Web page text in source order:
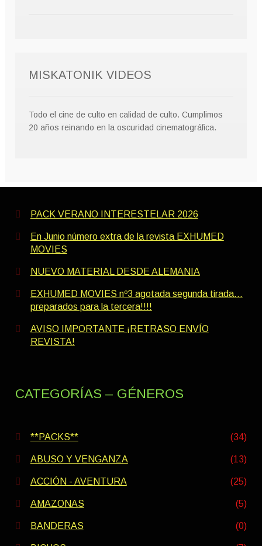
MISKATONIK VIDEOS
Todo el cine de culto en calidad de culto. Cumplimos
20 años reinando en la oscuridad cinematográfica.
PACK VERANO INTERESTELAR 2026
En Junio número extra de la revista EXHUMED
MOVIES
NUEVO MATERIAL DESDE ALEMANIA
EXHUMED MOVIES nº3 agotada segunda tirada…
preparados para la tercera!!!!
AVISO IMPORTANTE ¡RETRASO ENVÍO
REVISTA!
CATEGORÍAS – GÉNEROS
**PACKS** (34)
ABUSO Y VENGANZA (13)
ACCIÓN - AVENTURA (25)
AMAZONAS (5)
BANDERAS (0)